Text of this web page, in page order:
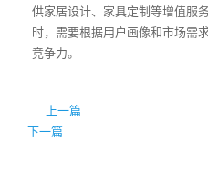
供家居设计、家具定制等增值服
时，需要根据用户画像和市场需
竞争力。
上一篇
下一篇